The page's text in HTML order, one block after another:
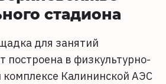
стадиона
для занятий
построена в физкультурно-
Калининской АЭС